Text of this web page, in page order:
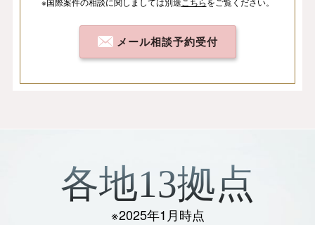
メール相談予約受付
各地13拠点
※2025年1月時点